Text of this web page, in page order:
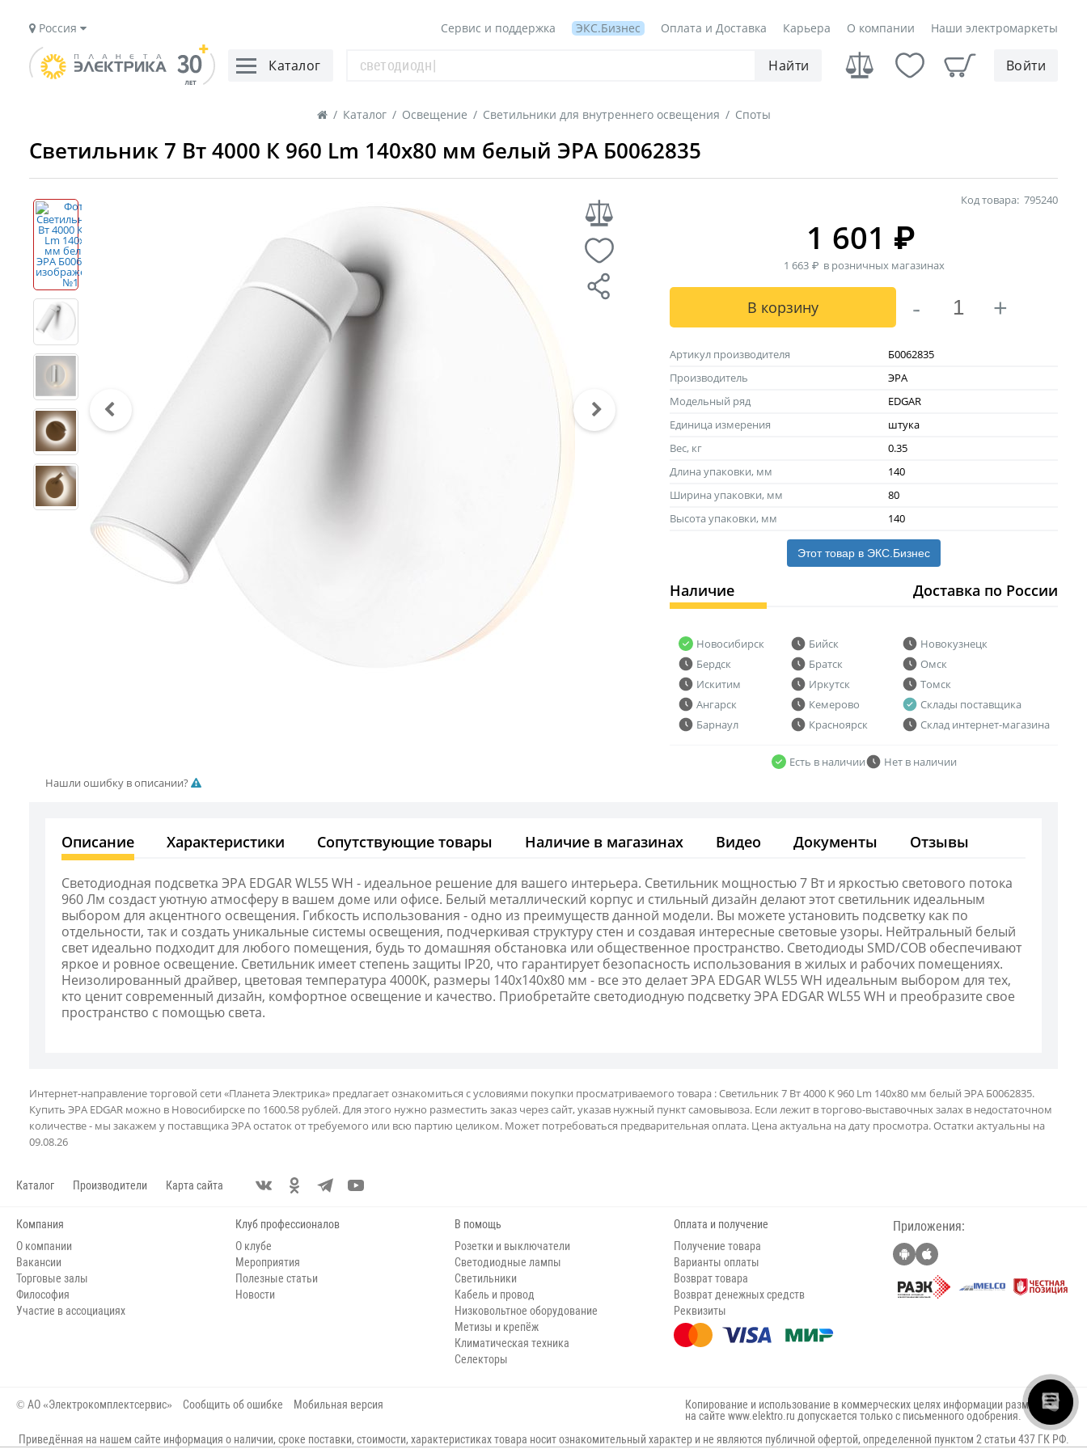
Россия Сервис и поддержка ЭКС.Бизнес Оплата и Доставка Карьера О компании Наши электромаркеты
Каталог Найти Войти
/ Каталог / Освещение / Светильники для внутреннего освещения / Споты
Светильник 7 Вт 4000 К 960 Lm 140x80 мм белый ЭРА Б0062835
Код товара: 795240
1 601 ₽
1 663 ₽в розничных магазинах
В корзину - +
Артикул производителя
Б0062835
Производитель
ЭРА
Модельный ряд
EDGAR
Единица измерения
штука
Вес, кг
0.35
Длина упаковки, мм
140
Ширина упаковки, мм
80
Высота упаковки, мм
140
Этот товар в ЭКС.Бизнес
Наличие Доставка по России
Новосибирск
Бердск
Искитим
Ангарск
Барнаул
Бийск
Братск
Иркутск
Кемерово
Красноярск
Новокузнецк
Омск
Томск
Склады поставщика
Склад интернет-магазина
Есть в наличии
Нет в наличии
Нашли ошибку в описании?
Описание Характеристики Сопутствующие товары Наличие в магазинах Видео Документы Отзывы
Светодиодная подсветка ЭРА EDGAR WL55 WH - идеальное решение для вашего интерьера. Светильник мощностью 7 Вт и яркостью светового потока
960 Лм создаст уютную атмосферу в вашем доме или офисе. Белый металлический корпус и стильный дизайн делают этот светильник идеальным
выбором для акцентного освещения. Гибкость использования - одно из преимуществ данной модели. Вы можете установить подсветку как по
отдельности, так и создать уникальные системы освещения, подчеркивая структуру стен и создавая интересные световые узоры. Нейтральный белый
свет идеально подходит для любого помещения, будь то домашняя обстановка или общественное пространство. Светодиоды SMD/COB обеспечивают
яркое и ровное освещение. Светильник имеет степень защиты IP20, что гарантирует безопасность использования в жилых и рабочих помещениях.
Неизолированный драйвер, цветовая температура 4000K, размеры 140х140х80 мм - все это делает ЭРА EDGAR WL55 WH идеальным выбором для тех,
кто ценит современный дизайн, комфортное освещение и качество. Приобретайте светодиодную подсветку ЭРА EDGAR WL55 WH и преобразите свое
пространство с помощью света.
Интернет-направление торговой сети «Планета Электрика» предлагает ознакомиться с условиями покупки просматриваемого товара : Светильник 7 Вт 4000 К 960 Lm 140x80 мм белый ЭРА Б0062835.
Купить ЭРА EDGAR можно в Новосибирске по 1600.58 рублей. Для этого нужно разместить заказ через сайт, указав нужный пункт самовывоза. Если лежит в торгово-выставочных залах в недостаточном
количестве - мы закажем у поставщика ЭРА остаток от требуемого или всю партию целиком. Может потребоваться предварительная оплата. Цена актуальна на дату просмотра. Остатки актуальны на
09.08.26
Каталог Производители Карта сайта
Компания
О компании
Вакансии
Торговые залы
Философия
Участие в ассоциациях
Клуб профессионалов
О клубе
Мероприятия
Полезные статьи
Новости
В помощь
Розетки и выключатели
Светодиодные лампы
Светильники
Кабель и провод
Низковольтное оборудование
Метизы и крепёж
Климатическая техника
Селекторы
Оплата и получение
Получение товара
Варианты оплаты
Возврат товара
Возврат денежных средств
Реквизиты
Приложения:
© АО «Электрокомплектсервис» Сообщить об ошибке Мобильная версия
Копирование и использование в коммерческих целях информации размещённой
на сайте www.elektro.ru допускается только с письменного одобрения.
Приведённая на нашем сайте информация о наличии, сроке поставки, стоимости, характеристиках товара носит ознакомительный характер и не являются публичной офертой, определенной пунктом 2 статьи 437 ГК РФ.